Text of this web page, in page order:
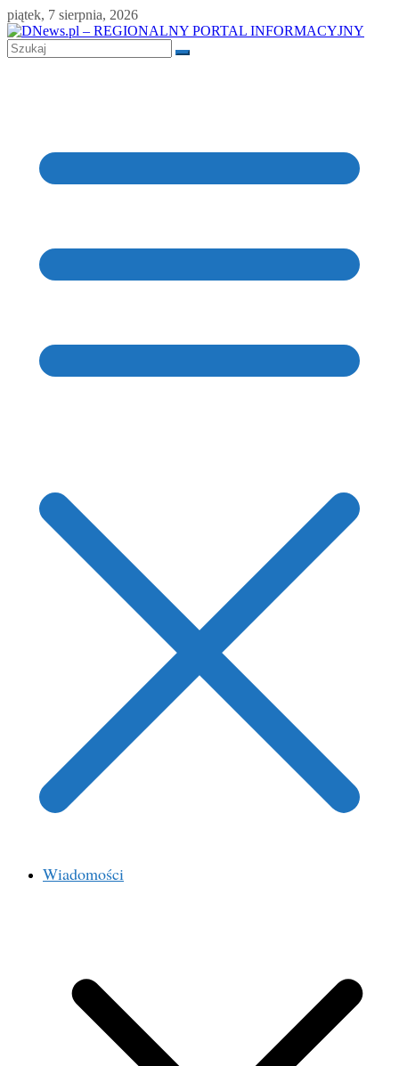
Skip
to
content
piątek, 7 sierpnia, 2026
Wiadomości